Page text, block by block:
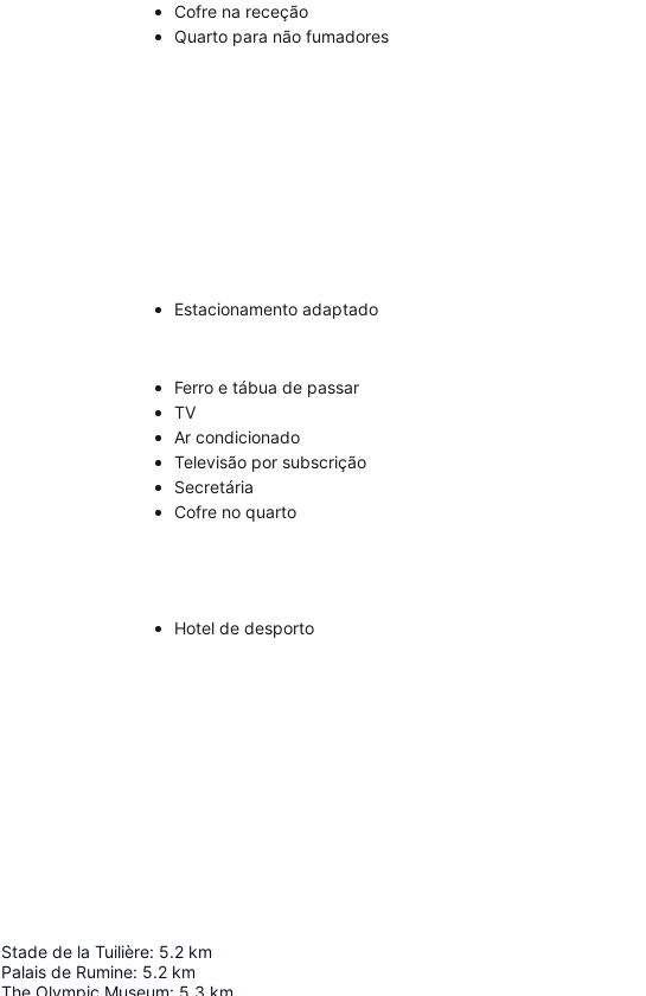
Cofre na receção
Quarto para não fumadores
Estacionamento adaptado
Ferro e tábua de passar
TV
Ar condicionado
Televisão por subscrição
Secretária
Cofre no quarto
Hotel de desporto
Stade de la Tuilière: 5.2 km
Palais de Rumine: 5.2 km